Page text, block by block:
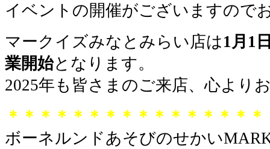
イベントの開催がございますので
マークイズみなとみらい店は1月1
業開始となります。
2025年も皆さまのご来店、心より
＊＊＊＊＊＊＊＊＊＊＊＊＊＊＊
ボーネルンドあそびのせかい